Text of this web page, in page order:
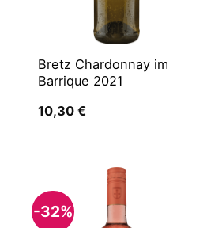
Bretz Chardonnay im
Barrique 2021
10,30 €
-32%